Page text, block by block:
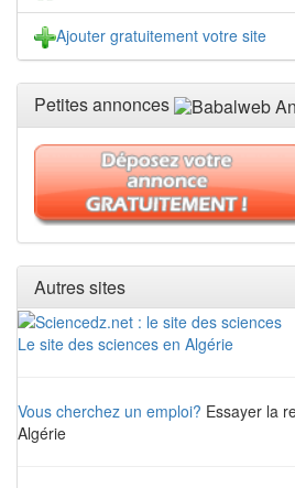
Ajouter gratuitement votre site
Petites annonces
Autres sites
Le site des sciences en Algérie
Vous cherchez un emploi? Essayer la
Algérie